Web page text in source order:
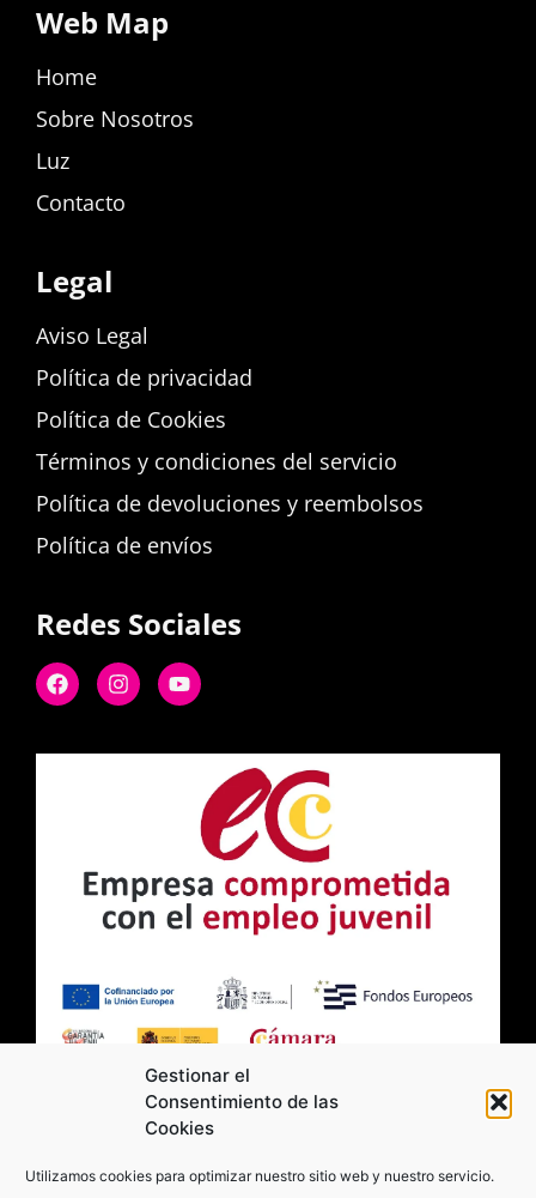
Gestionar el
Consentimiento de las
Cookies
Utilizamos cookies para optimizar nuestro sitio web y nuestro servicio.
Web Map
Home
Sobre Nosotros
Luz
Contacto
Legal
Aviso Legal
Política de privacidad
Política de Cookies
Términos y condiciones del servicio
Política de devoluciones y reembolsos
Política de envíos
Redes Sociales
2026 Moviltick technologies. Todos los